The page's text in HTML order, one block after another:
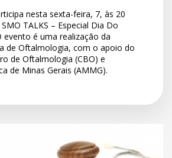
nesta sexta-feira, 7, às 20
TALKS – Especial Dia Do
é uma realização da
de Oftalmologia, com o apoio do
de Oftalmologia (CBO) e
de Minas Gerais (AMMG).